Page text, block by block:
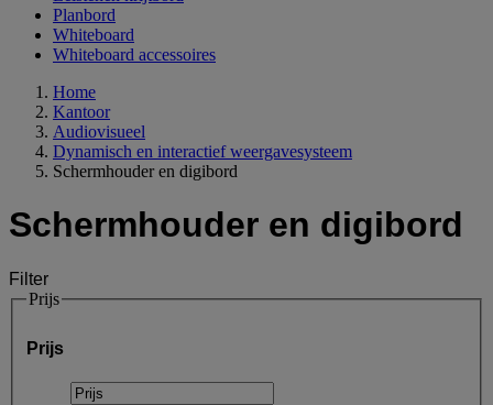
Planbord
Whiteboard
Whiteboard accessoires
Home
Kantoor
Audiovisueel
Dynamisch en interactief weergavesysteem
Schermhouder en digibord
Schermhouder en digibord
Filter
Prijs
Prijs